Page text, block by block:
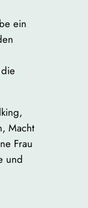
ein
Macht
Frau
und